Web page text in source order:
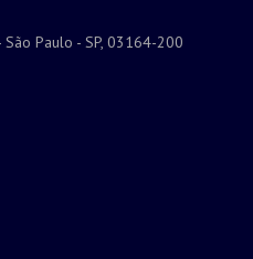
São Paulo - SP, 03164-200